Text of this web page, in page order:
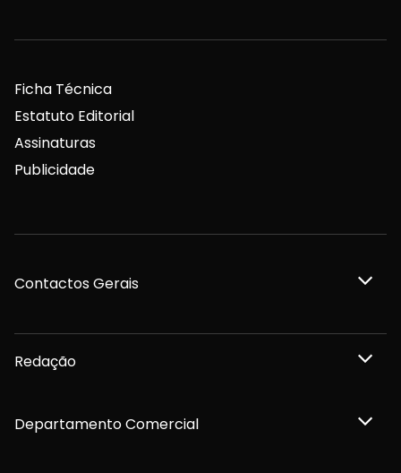
Ficha Técnica
Estatuto Editorial
Assinaturas
Publicidade
Contactos Gerais
Redação
Departamento Comercial